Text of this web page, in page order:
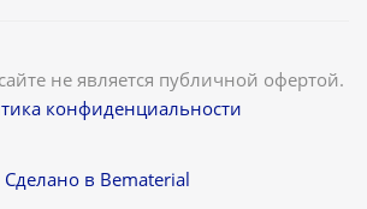
не является публичной офертой.
конфиденциальности
Сделано в Bematerial